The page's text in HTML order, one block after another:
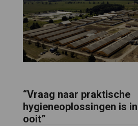
“Vraag naar praktische
hygieneoplossingen is
ooit”